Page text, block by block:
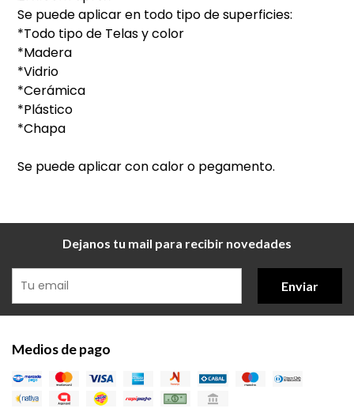
Se puede aplicar en todo tipo de superficies:
*Todo tipo de Telas y color
*Madera
*Vidrio
*Cerámica
*Plástico
*Chapa
Se puede aplicar con calor o pegamento.
Dejanos tu mail para recibir novedades
Enviar
Medios de pago